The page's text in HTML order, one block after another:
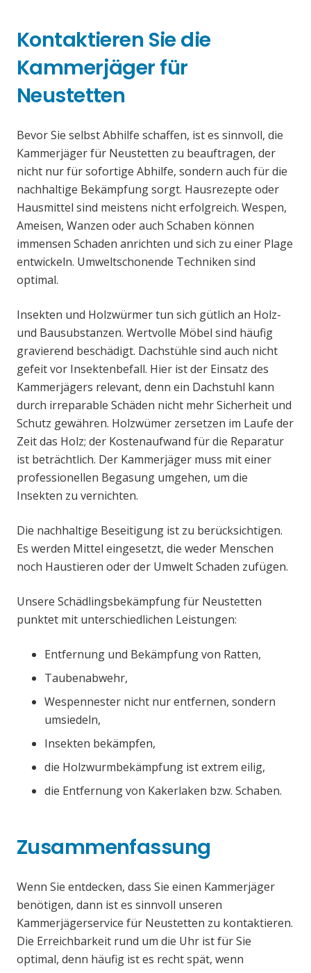
Kontaktieren Sie die
Kammerjäger für
Neustetten
Bevor Sie selbst Abhilfe schaffen, ist es sinnvoll, die
Kammerjäger für Neustetten zu beauftragen, der
nicht nur für sofortige Abhilfe, sondern auch für die
nachhaltige Bekämpfung sorgt. Hausrezepte oder
Hausmittel sind meistens nicht erfolgreich. Wespen,
Ameisen, Wanzen oder auch Schaben können
immensen Schaden anrichten und sich zu einer Plage
entwickeln. Umweltschonende Techniken sind
optimal.
Insekten und Holzwürmer tun sich gütlich an Holz-
und Bausubstanzen. Wertvolle Möbel sind häufig
gravierend beschädigt. Dachstühle sind auch nicht
gefeit vor Insektenbefall. Hier ist der Einsatz des
Kammerjägers relevant, denn ein Dachstuhl kann
durch irreparable Schäden nicht mehr Sicherheit und
Schutz gewähren. Holzwümer zersetzen im Laufe der
Zeit das Holz; der Kostenaufwand für die Reparatur
ist beträchtlich. Der Kammerjäger muss mit einer
professionellen Begasung umgehen, um die
Insekten zu vernichten.
Die nachhaltige Beseitigung ist zu berücksichtigen.
Es werden Mittel eingesetzt, die weder Menschen
noch Haustieren oder der Umwelt Schaden zufügen.
Unsere Schädlingsbekämpfung für Neustetten
punktet mit unterschiedlichen Leistungen:
Entfernung und Bekämpfung von Ratten,
Taubenabwehr,
Wespennester nicht nur entfernen, sondern
umsiedeln,
Insekten bekämpfen,
die Holzwurmbekämpfung ist extrem eilig,
die Entfernung von Kakerlaken bzw. Schaben.
Zusammenfassung
Wenn Sie entdecken, dass Sie einen Kammerjäger
benötigen, dann ist es sinnvoll unseren
Kammerjägerservice für Neustetten zu kontaktieren.
Die Erreichbarkeit rund um die Uhr ist für Sie
optimal, denn häufig ist es recht spät, wenn